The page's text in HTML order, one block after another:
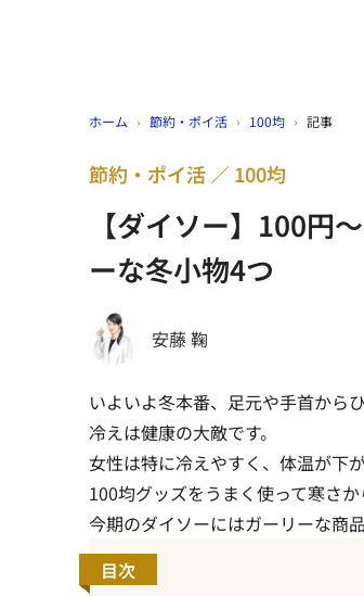
ホーム › 節約・ポイ活 › 100均 › 記事
【ダイソー】100
ーな冬小物4つ
節約・ポイ活 100均
安藤 鞠
いよいよ冬本番、足元や手首から
冷えは健康の大敵です。
女性は特に冷えやすく、体温が下
100均グッズをうまく使って寒さか
今期のダイソーにはガーリーな商
目次